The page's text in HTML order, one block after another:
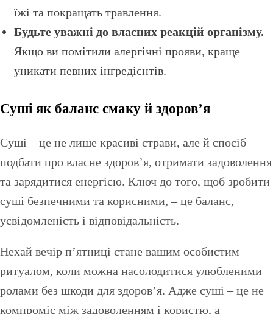
їжі та покращать травлення.
Будьте уважні до власних реакцій організму.
Якщо ви помітили алергічні прояви, краще
уникати певних інгредієнтів.
Суші як баланс смаку й здоров’я
Суші – це не лише красиві страви, але й спосіб
подбати про власне здоров’я, отримати задоволення
та зарядитися енергією. Ключ до того, щоб зробити
суші безпечними та корисними, – це баланс,
усвідомленість і відповідальність.
Нехай вечір п’ятниці стане вашим особистим
ритуалом, коли можна насолодитися улюбленими
ролами без шкоди для здоров’я. Адже суші – це не
компроміс між задоволенням і користю, а